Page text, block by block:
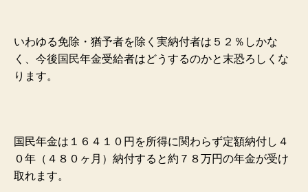
いわゆる免除・猶予者を除く実納付者は５２％しかな
く、今後国民年金受給者はどうするのかと末恐ろしくな
ります。
国民年金は１６４１０円を所得に関わらず定額納付し４
０年（４８０ヶ月）納付すると約７８万円の年金が受け
取れます。